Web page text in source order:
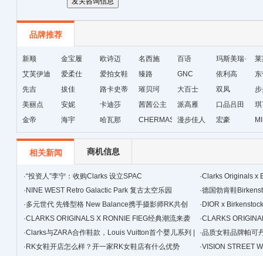
品牌推荐
新顺 金宝履 欧诗迈 名西施 百语
玛斯美瑞·
琳
艾芙伊迪
爱柔仕 爱拍女鞋 臻路 GNC 依利高
先吉
拔佳
路卡史蒂
芙
璀贝珂 大百士 双凤
美丽点
安妮 卡迪莎 茜茜公主 派高雁 口品吕田
金帝
海宇 哈瓦那 CHERMAS&KAETH
漫步佳人 宏豪
相关新闻 商机信息
·“投资人”李宁：收购Clarks 设立SPAC ·Clarks Originals x
设计
· NINE WEST Retro Galactic Park 复古太空乐园 ·德国勃肯鞋
亿美元
·多元世代 先锋型格 New Balance携手摄影师RK共创
1906R系列鞋款多元形象特辑
· DIOR x
·CLARKS ORIGINALS X RONNIE FIEG经典潮流来袭
8th Street联名系列国内首次发售
·CLARKS
·Clarks与ZARA合作鞋款，Louis Vuitton首个婴儿系列 |
是日美好事物
·品质女鞋品牌帕可
观！
· RK女鞋开店怎么样？开一家RK女鞋店有什么优势 ·VISION STREET